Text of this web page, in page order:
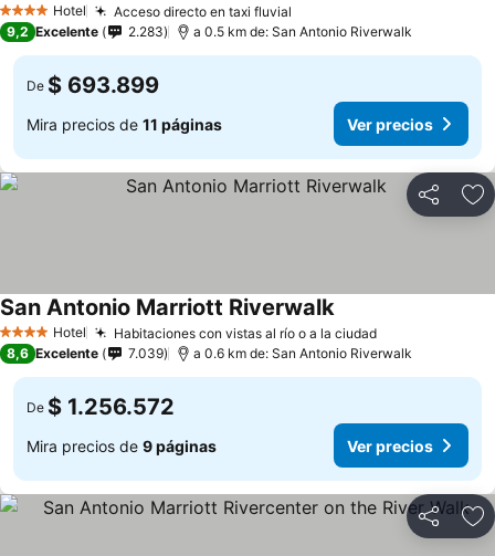
4 EstrellasHotel Acceso directo en taxi fluvial
9,2 Excelente 2.283 a 0.5 km de: San Antonio Riverwalk
De $ 693.899
Mira precios de 11 páginas Ver precios
Compartir
4 EstrellasHotel Habitaciones con vistas al río o a la ciudad
San Antonio Marriott Riverwalk
8,6 Excelente 7.039 a 0.6 km de: San Antonio Riverwalk
De $ 1.256.572
Mira precios de 9 páginas Ver precios
Compartir